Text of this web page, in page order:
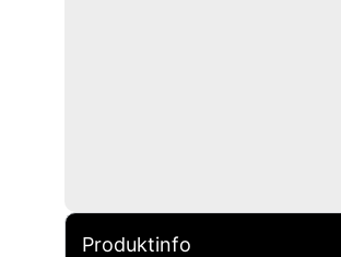
Produktinfo